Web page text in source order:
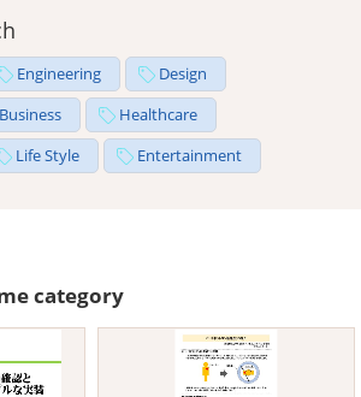
Engineering
Design
Business
Healthcare
Life Style Entertainment
category